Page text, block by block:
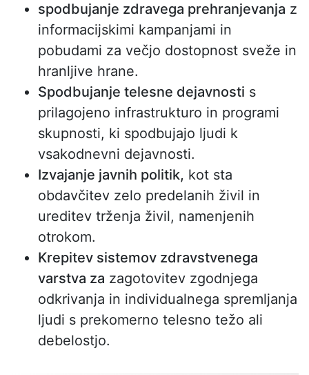
spodbujanje zdravega prehranjevanja z
informacijskimi kampanjami in
pobudami za večjo dostopnost sveže in
hranljive hrane.
Spodbujanje telesne dejavnosti s
prilagojeno infrastrukturo in programi
skupnosti, ki spodbujajo ljudi k
vsakodnevni dejavnosti.
Izvajanje javnih politik, kot sta
obdavčitev zelo predelanih živil in
ureditev trženja živil, namenjenih
otrokom.
Krepitev sistemov zdravstvenega
varstva za zagotovitev zgodnjega
odkrivanja in individualnega spremljanja
ljudi s prekomerno telesno težo ali
debelostjo.